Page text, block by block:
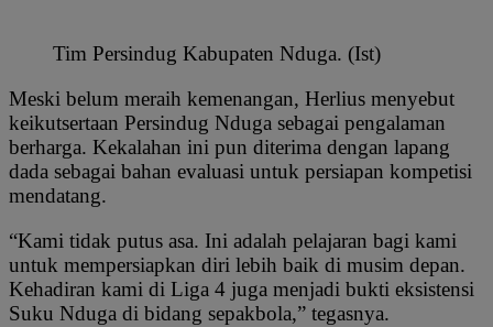
Tim Persindug Kabupaten Nduga. (Ist)
Meski belum meraih kemenangan, Herlius menyebut
keikutsertaan Persindug Nduga sebagai pengalaman
berharga. Kekalahan ini pun diterima dengan lapang
dada sebagai bahan evaluasi untuk persiapan kompetisi
mendatang.
“Kami tidak putus asa. Ini adalah pelajaran bagi kami
untuk mempersiapkan diri lebih baik di musim depan.
Kehadiran kami di Liga 4 juga menjadi bukti eksistensi
Suku Nduga di bidang sepakbola,” tegasnya.